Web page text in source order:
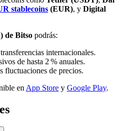
stablecoins (EUR), y Digital
de Bitso podrás:
internacionales.
de hasta 2 % anuales.
fluctuaciones de precios.
en App Store y Google Play.